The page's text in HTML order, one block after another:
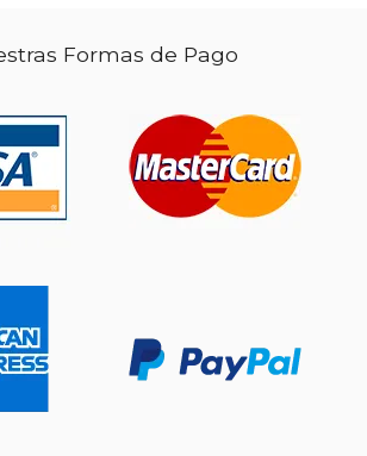
$ 122.31
6%
dcto.
Formas de Pago